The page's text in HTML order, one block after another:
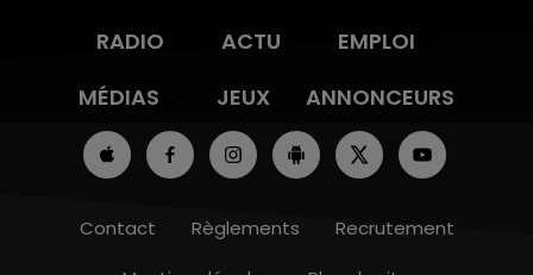
RADIO ACTU
EMPLOI
MÉDIAS
JEUX ANNONCEURS
Contact Règlements
Recrutement